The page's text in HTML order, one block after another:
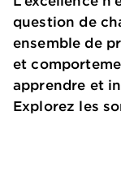
question de
ensemble de
et
apprendre et
Explorez les